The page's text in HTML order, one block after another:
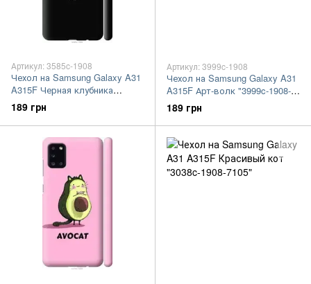
Артикул: 3585c-1908
Чехол на Samsung Galaxy A31
A315F Черная клубника
"3585c-1908-7105"
189 грн
Артикул: 3999c-1908
Чехол на Samsung Galaxy A31
A315F Арт-волк "3999c-1908-
7105"
189 грн